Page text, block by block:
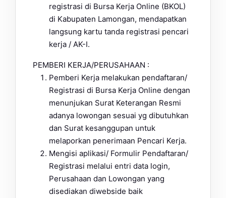
registrasi di Bursa Kerja Online (BKOL)
di Kabupaten Lamongan, mendapatkan
langsung kartu tanda registrasi pencari
kerja / AK-I.
PEMBERI KERJA/PERUSAHAAN :
Pemberi Kerja melakukan pendaftaran/
Registrasi di Bursa Kerja Online dengan
menunjukan Surat Keterangan Resmi
adanya lowongan sesuai yg dibutuhkan
dan Surat kesanggupan untuk
melaporkan penerimaan Pencari Kerja.
Mengisi aplikasi/ Formulir Pendaftaran/
Registrasi melalui entri data login,
Perusahaan dan Lowongan yang
disediakan diwebside baik